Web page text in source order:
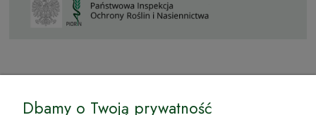
Dbamy o Twoją prywatność